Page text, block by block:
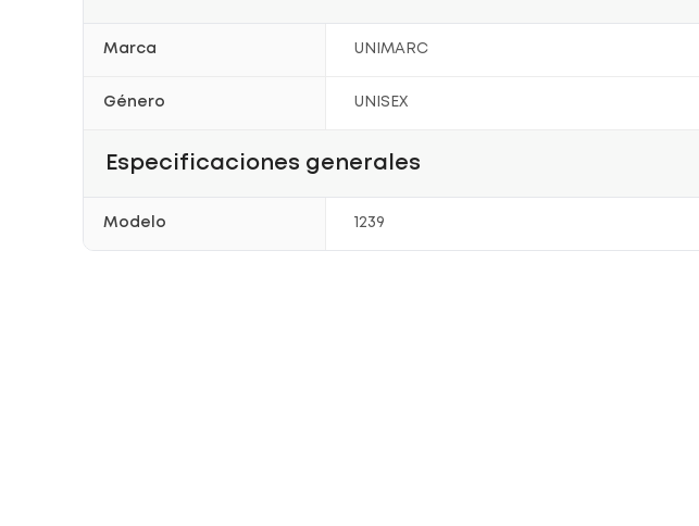
llegara en
Marca UNIMARC
Género UNISEX
Especificaciones generales
Modelo 1239